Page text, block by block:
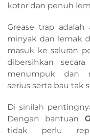
kotor dan penuh
Grease trap
minyak dan lemak
masuk ke saluran
dibersihkan
menumpuk dan
serius serta bau tak
Di sinilah
Dengan bantuan
tidak perlu